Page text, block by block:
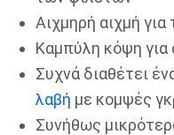
Αιχμηρή αιχμή
Καμπύλη κόψη για
Συχνά διαθέτει
λαβή με κομψές
Συνήθως